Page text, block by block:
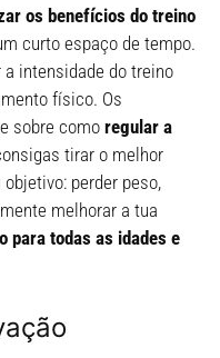
os benefícios do treino
curto espaço de tempo.
intensidade do treino
físico. Os
sobre como regular a
tirar o melhor
perder peso,
melhorar a tua
para todas as idades e